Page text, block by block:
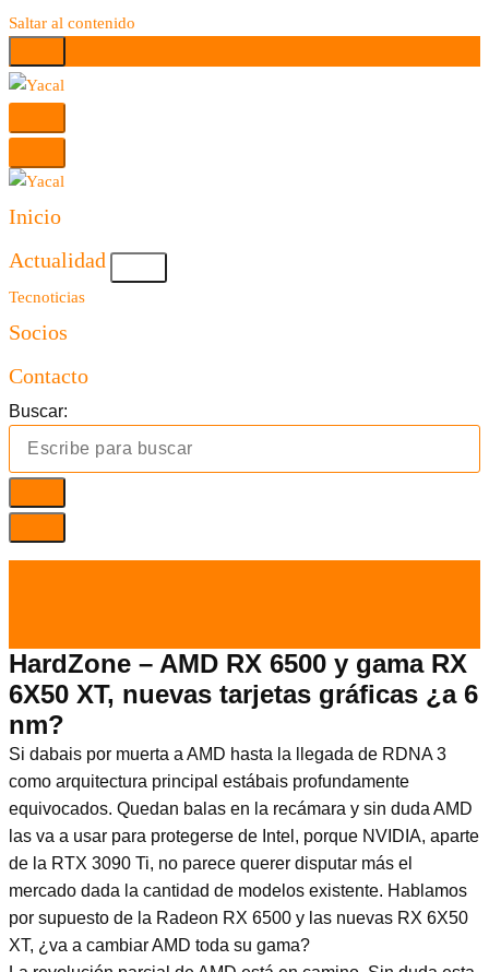
Saltar al contenido
Yacal micro hosting
Inicio
Actualidad
Tecnoticias
Socios
Contacto
Buscar:
HardZone – AMD RX 6500 y gama RX
6X50 XT, nuevas tarjetas gráficas ¿a 6
nm?
Si dabais por muerta a AMD hasta la llegada de RDNA 3
como arquitectura principal estábais profundamente
equivocados. Quedan balas en la recámara y sin duda AMD
las va a usar para protegerse de Intel, porque NVIDIA, aparte
de la RTX 3090 Ti, no parece querer disputar más el
mercado dada la cantidad de modelos existente. Hablamos
por supuesto de la Radeon RX 6500 y las nuevas RX 6X50
XT, ¿va a cambiar AMD toda su gama?